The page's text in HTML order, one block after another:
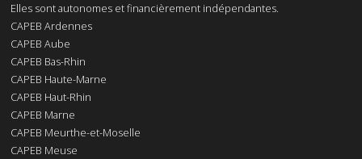
Elles sont autonomes et financièrement indépendantes.
CAPEB Ardennes
CAPEB Aube
CAPEB Bas-Rhin
CAPEB Haute-Marne
CAPEB Haut-Rhin
CAPEB Marne
CAPEB Meurthe-et-Moselle
CAPEB Meuse